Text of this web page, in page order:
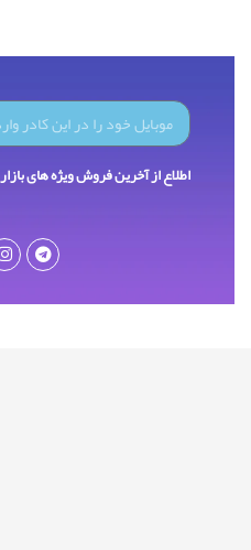
اطلاع از آخرین فروش ویژه های